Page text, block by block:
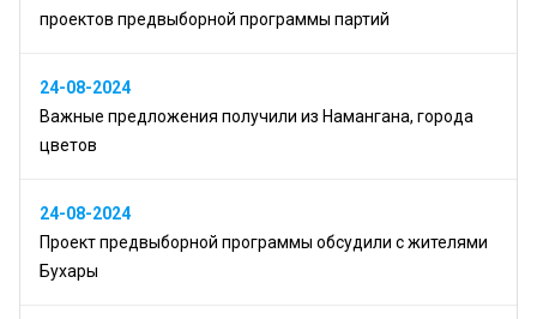
проектов предвыборной программы партий
24-08-2024
Важные предложения получили из Намангана, города
цветов
24-08-2024
Проект предвыборной программы обсудили с жителями
Бухары